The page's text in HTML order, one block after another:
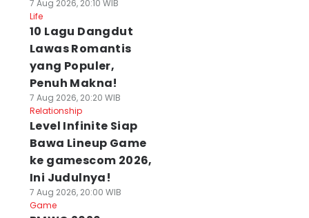
7 Aug 2026, 20:10 WIB
Life
10 Lagu Dangdut
Lawas Romantis
yang Populer,
Penuh Makna!
7 Aug 2026, 20:20 WIB
Relationship
Level Infinite Siap
Bawa Lineup Game
ke gamescom 2026,
Ini Judulnya!
7 Aug 2026, 20:00 WIB
Game